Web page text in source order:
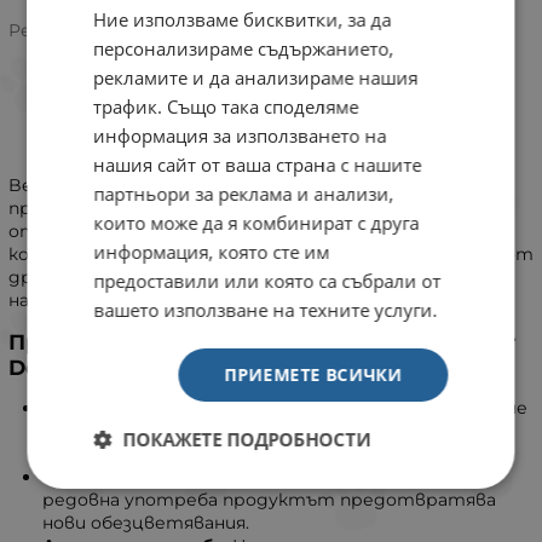
Рейтинг: 5.0/5 на базата на 1 оценка
ИНФОРМАЦИЯ
Beaphar Tear Stain Remover е безопасен и ефективен
продукт, специално създаден за премахване на петна
от сълзи и замърсявания около очите на кучета и
котки. Подходящ е и за премахване на кафяви петна от
други части на тялото (например: между пръстите
на лапите).
Предимства на Beaphar Tear Stain Remover
Dog & Cat:
Ефективно премахва петна:Помага за премахване
на петната от сълзи и други оцветявания по
козината.
Предотвратява появата на нови петна:
редовна употреба продуктът предотвратява
нови обезцветявания.
Ние използваме бисквитки, за да
персонализираме съдържанието,
рекламите и да анализираме нашия
трафик. Също така споделяме
информация за използването на
нашия сайт от ваша страна с нашите
партньори за реклама и анализи,
които може да я комбинират с друга
информация, която сте им
предоставили или която са събрали от
вашето използване на техните услуги.
ПРИЕМЕТЕ ВСИЧКИ
ПОКАЖЕТЕ ПОДРОБНОСТИ